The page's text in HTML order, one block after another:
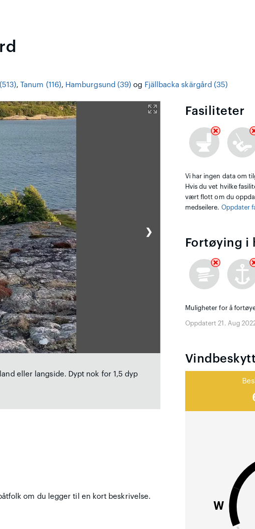
, Tanum (116), Hamburgsund (39) og Fjällbacka skärgård (35)
❯
eller langside. Dypt nok for 1,5 dyp
om du legger til en kort beskrivelse.
Fasiliteter
Vi har ingen data om
Hvis du vet hvilke
vært flott om du
medseilere. Oppdater
Fortøying i
Muligheter for å
Oppdatert 21. Aug
W